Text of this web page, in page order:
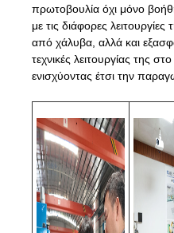
πρωτοβουλία όχι μόνο
με τις διάφορες
από χάλυβα, αλλά και
τεχνικές λειτουργίας της
ενισχύοντας έτσι την